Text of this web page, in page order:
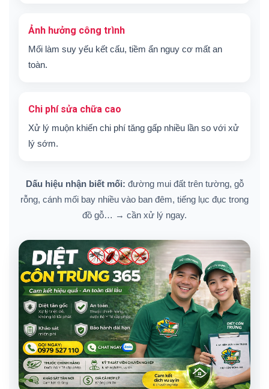
Ảnh hưởng công trình
Mối làm suy yếu kết cấu, tiềm ẩn nguy cơ mất an
toàn.
Chi phí sửa chữa cao
Xử lý muộn khiến chi phí tăng gấp nhiều lần so với xử
lý sớm.
Dấu hiệu nhận biết mối: đường mui đất trên tường, gỗ
rỗng, cánh mối bay nhiều vào ban đêm, tiếng lục đục trong
đồ gỗ… → cần xử lý ngay.